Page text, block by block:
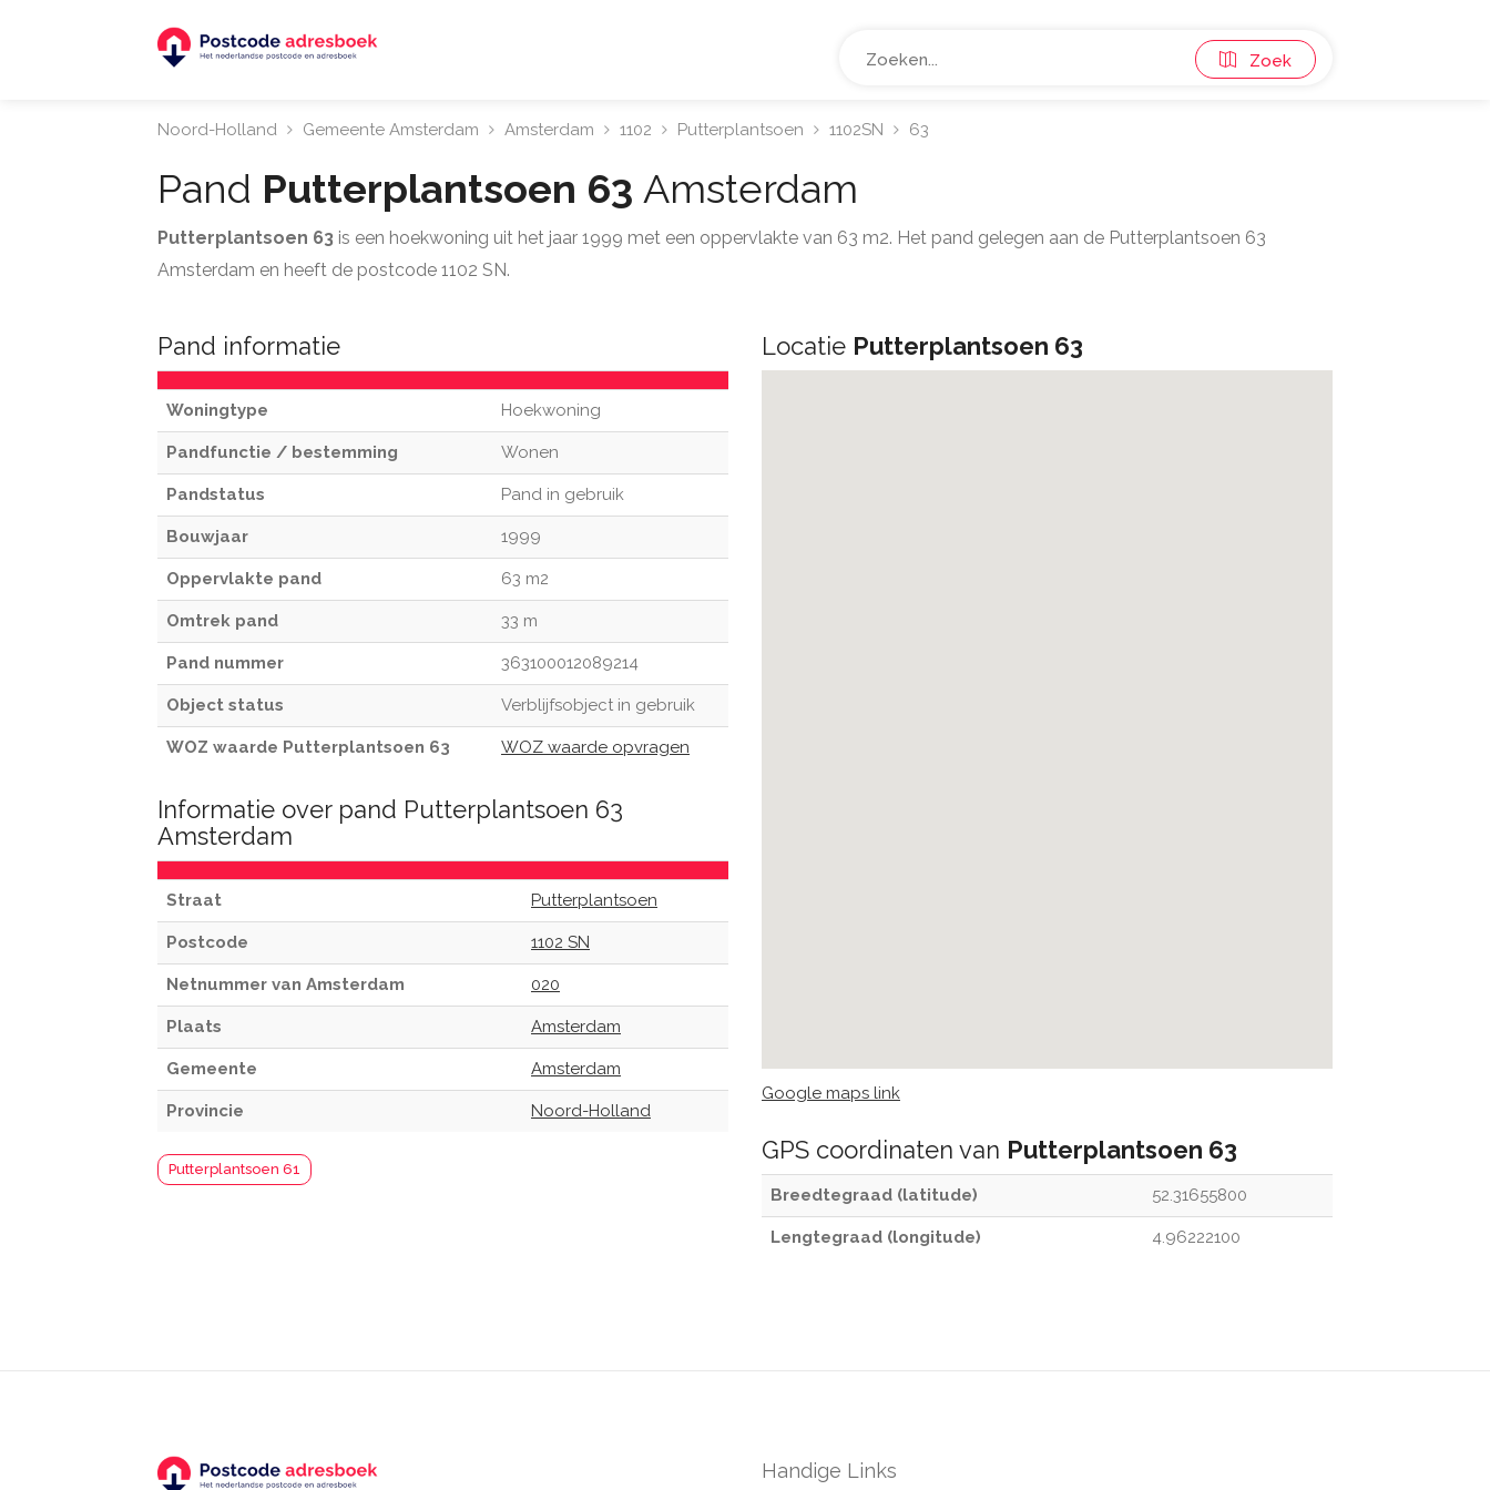
Zoek
Noord-Holland Gemeente Amsterdam Amsterdam 1102 Putterplantsoen 1102SN 63
Pand Putterplantsoen 63 Amsterdam
Putterplantsoen 63 is een hoekwoning uit het jaar 1999 met een oppervlakte van 63 m2. Het pand gelegen aan de Putterplantsoen 63
Amsterdam en heeft de postcode 1102 SN.
Pand informatie
Woningtype Hoekwoning
Pandfunctie / bestemming Wonen
Pandstatus Pand in gebruik
Bouwjaar 1999
Oppervlakte pand 63 m2
Omtrek pand 33 m
Pand nummer 363100012089214
Object status Verblijfsobject in gebruik
WOZ waarde Putterplantsoen 63 WOZ waarde opvragen
Informatie over pand Putterplantsoen 63
Amsterdam
Straat Putterplantsoen
Postcode 1102 SN
Netnummer van Amsterdam 020
Plaats Amsterdam
Gemeente Amsterdam
Provincie Noord-Holland
Putterplantsoen 61
Locatie Putterplantsoen 63
Google maps link
GPS coordinaten van Putterplantsoen 63
Breedtegraad (latitude) 52.31655800
Lengtegraad (longitude) 4.96222100
Handige Links